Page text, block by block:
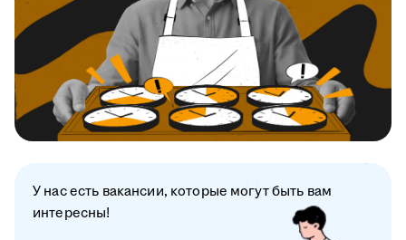
У нас есть вакансии, которые могут быть вам
интересны!